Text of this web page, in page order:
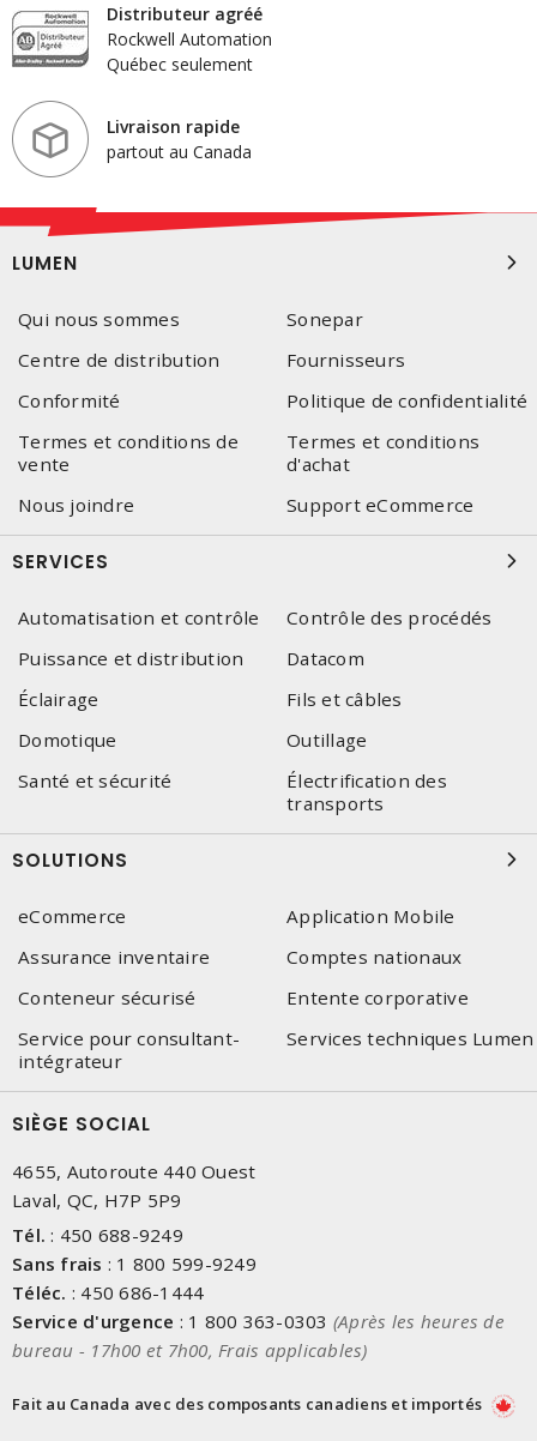
Distributeur agréé
Rockwell Automation
Québec seulement
Livraison rapide
partout au Canada
LUMEN
Qui nous sommes
Sonepar
Centre de distribution
Fournisseurs
Conformité
Politique de confidentialité
Termes et conditions de
vente
Termes et conditions
d'achat
Nous joindre
Support eCommerce
SERVICES
Automatisation et contrôle
Contrôle des procédés
Puissance et distribution
Datacom
Éclairage
Fils et câbles
Domotique
Outillage
Santé et sécurité
Électrification des
transports
SOLUTIONS
eCommerce
Application Mobile
Assurance inventaire
Comptes nationaux
Conteneur sécurisé
Entente corporative
Service pour consultant-
intégrateur
Services techniques Lumen
SIÈGE SOCIAL
4655, Autoroute 440 Ouest
Laval, QC, H7P 5P9
Tél. : 450 688-9249
Sans frais : 1 800 599-9249
Téléc. : 450 686-1444
Service d'urgence : 1 800 363-0303 (Après les heures de
bureau - 17h00 et 7h00, Frais applicables)
Fait au Canada avec des composants canadiens et importés